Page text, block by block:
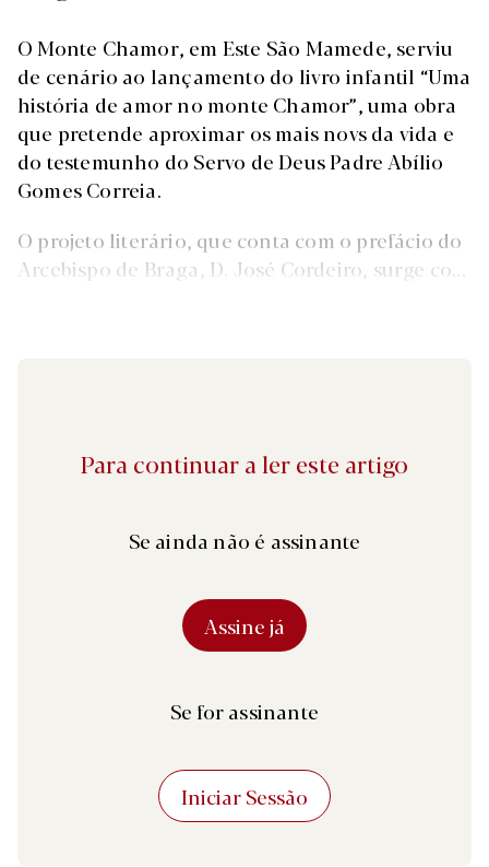
O Monte Chamor, em Este São Mamede, serviu
de cenário ao lançamento do livro infantil “Uma
história de amor no monte Chamor”, uma obra
que pretende aproximar os mais novs da vida e
do testemunho do Servo de Deus Padre Abílio
Gomes Correia.
O projeto literário, que conta com o prefácio do
Arcebispo de Braga, D. José Cordeiro, surge co...
Para continuar a ler este artigo
Se ainda não é assinante
Assine já
Se for assinante
Iniciar Sessão